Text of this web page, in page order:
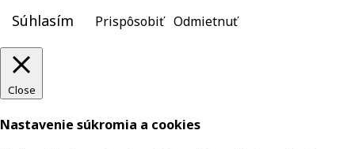
Súhlasím Prispôsobiť Odmietnuť
Close
Nastavenie súkromia a cookies